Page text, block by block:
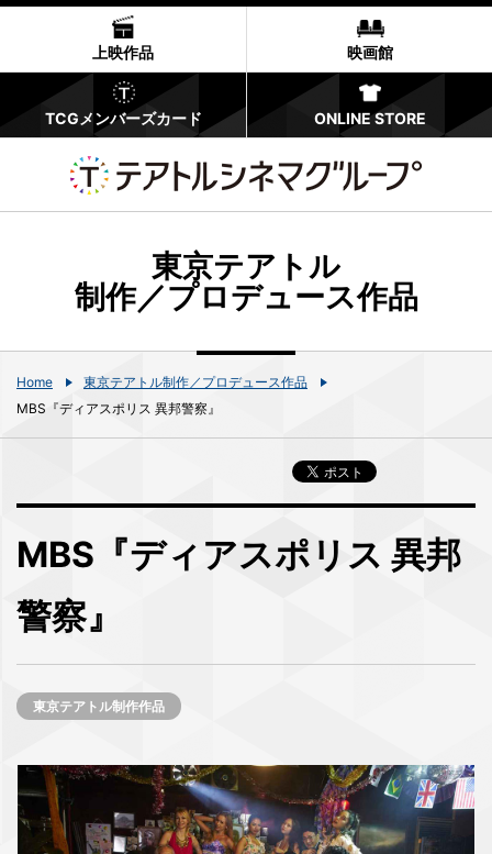
上映作品 映画館
TCGメンバーズカード ONLINE STORE
東京テアトル
制作／プロデュース作品
Home
東京テアトル制作／プロデュース作品
MBS『ディアスポリス 異邦警察』
MBS『ディアスポリス 異邦
警察』
東京テアトル制作作品